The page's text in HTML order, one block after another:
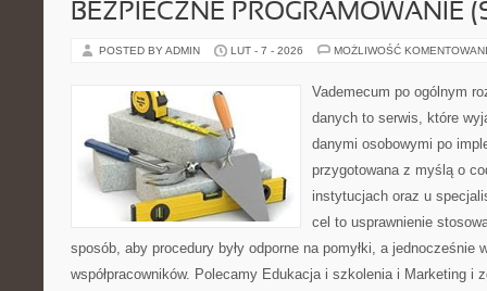
BEZPIECZNE PROGRAMOWANIE
POSTED BY ADMIN LUT - 7 - 2026 MOŻLIWOŚĆ
Vademecum po ogólnym
danych to serwis, które
danymi osobowymi po
przygotowana z myślą o
instytucjach oraz u
cel to usprawnienie
sposób, aby procedury były odporne na pomyłki, a jednocześnie
współpracowników. Polecamy Edukacja i szkolenia i Marketing i